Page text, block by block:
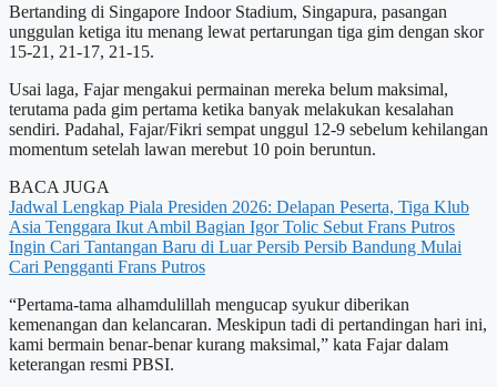
Bertanding di Singapore Indoor Stadium, Singapura, pasangan
unggulan ketiga itu menang lewat pertarungan tiga gim dengan skor
15-21, 21-17, 21-15.
Usai laga, Fajar mengakui permainan mereka belum maksimal,
terutama pada gim pertama ketika banyak melakukan kesalahan
sendiri. Padahal, Fajar/Fikri sempat unggul 12-9 sebelum kehilangan
momentum setelah lawan merebut 10 poin beruntun.
BACA JUGA
Jadwal Lengkap Piala Presiden 2026: Delapan Peserta, Tiga Klub
Asia Tenggara Ikut Ambil Bagian Igor Tolic Sebut Frans Putros
Ingin Cari Tantangan Baru di Luar Persib Persib Bandung Mulai
Cari Pengganti Frans Putros
“Pertama-tama alhamdulillah mengucap syukur diberikan
kemenangan dan kelancaran. Meskipun tadi di pertandingan hari ini,
kami bermain benar-benar kurang maksimal,” kata Fajar dalam
keterangan resmi PBSI.